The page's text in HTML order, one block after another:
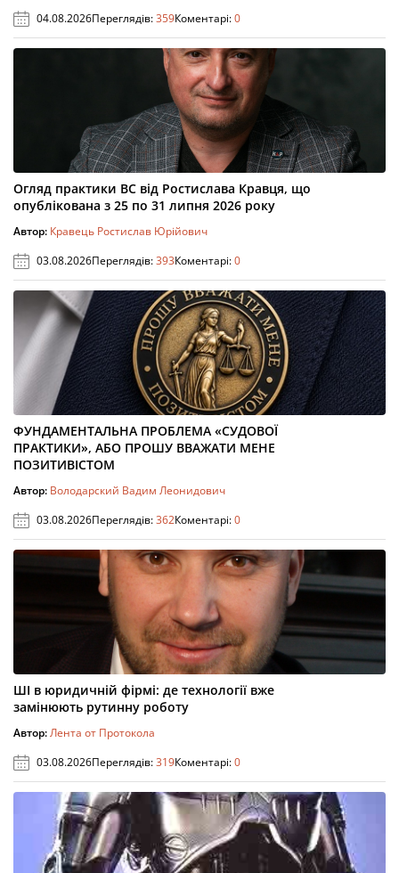
04.08.2026Переглядів:359Коментарі:0
Огляд практики ВС від Ростислава Кравця, що
опублікована з 25 по 31 липня 2026 року
Автор: Кравець Ростислав Юрійович
03.08.2026Переглядів:393Коментарі:0
ФУНДАМЕНТАЛЬНА ПРОБЛЕМА «СУДОВОЇ
ПРАКТИКИ», АБО ПРОШУ ВВАЖАТИ МЕНЕ
ПОЗИТИВІСТОМ
Автор: Володарский Вадим Леонидович
03.08.2026Переглядів:362Коментарі:0
ШІ в юридичній фірмі: де технології вже
замінюють рутинну роботу
Автор:Лента от Протокола
03.08.2026Переглядів:319Коментарі:0